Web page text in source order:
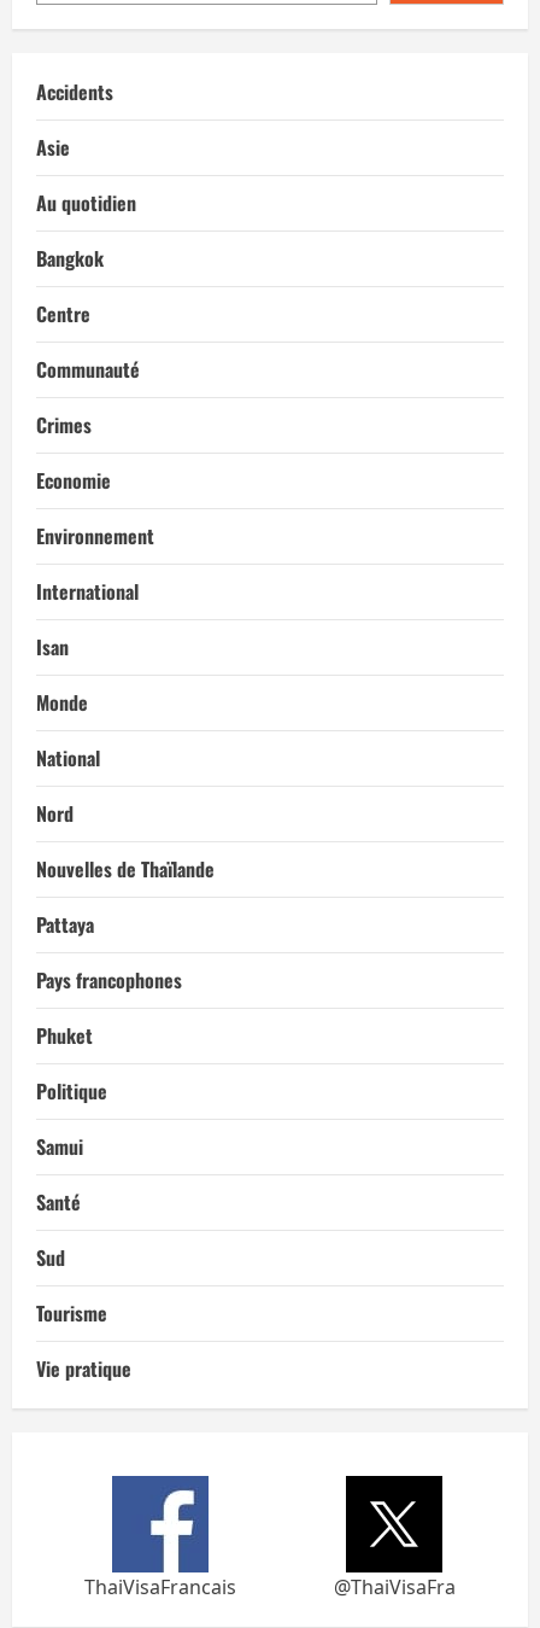
Accidents
Asie
Au quotidien
Bangkok
Centre
Communauté
Crimes
Economie
Environnement
International
Isan
Monde
National
Nord
Nouvelles de Thaïlande
Pattaya
Pays francophones
Phuket
Politique
Samui
Santé
Sud
Tourisme
Vie pratique
ThaiVisaFrancais @ThaiVisaFra